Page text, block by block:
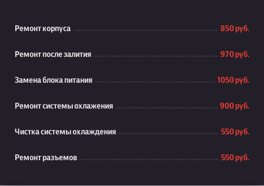
Ремонт корпуса 850 руб.
Ремонт после залития 970 руб.
Замена блока питания 1050 руб.
Ремонт системы охлажения 900 руб.
Чистка системы охлаждения 550 руб.
Ремонт разъемов 550 руб.